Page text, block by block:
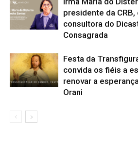
presidente da CRB,
consultora do
Consagrada
Festa da
convida os fiéis a
renovar a
Orani